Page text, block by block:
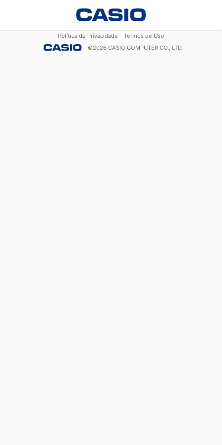
Política de Privacidade
Termos de Uso
©2026 CASIO COMPUTER CO., LTD.